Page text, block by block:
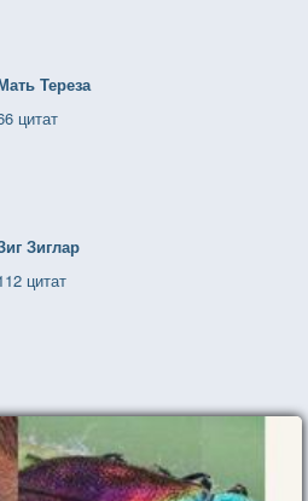
Тереза
цитат
Зиглар
цитат